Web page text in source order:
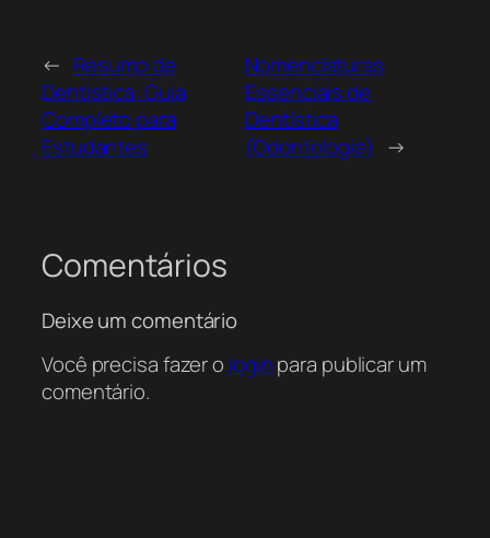
← Resumo de
Dentística: Guia
Completo para
Estudantes
Nomenclaturas
Essenciais de
Dentística
(Odontologia)
→
Comentários
Deixe um comentário
Você precisa fazer o loginpara publicar um
comentário.